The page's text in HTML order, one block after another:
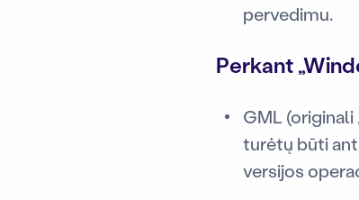
pervedimu.
Perkant
GML
turėtų būti ant
versijos